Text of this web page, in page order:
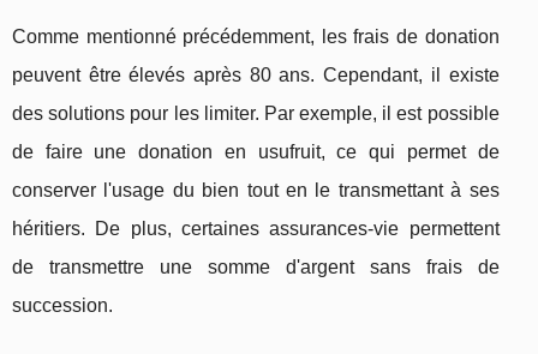
Comme mentionné précédemment, les frais de donation
peuvent être élevés après 80 ans. Cependant, il existe
des solutions pour les limiter. Par exemple, il est possible
de faire une donation en usufruit, ce qui permet de
conserver l'usage du bien tout en le transmettant à ses
héritiers. De plus, certaines assurances-vie permettent
de transmettre une somme d'argent sans frais de
succession.